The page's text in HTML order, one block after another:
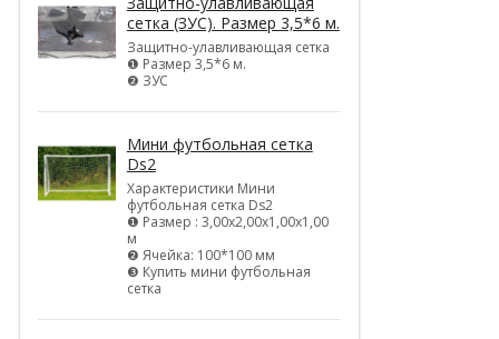
сетка (ЗУС). Размер 3,5*6 м.
Защитно-улавливающая сетка
❶ Размер 3,5*6 м.
❷ ЗУС
Мини футбольная сетка
Ds2
Характеристики Мини
футбольная сетка Ds2
❶ Размер : 3,00х2,00х1,00х1,00
м
❷ Ячейка: 100*100 мм
❸ Купить мини футбольная
сетка